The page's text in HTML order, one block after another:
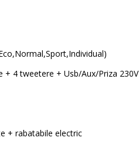
4 tweetere + Usb/Aux/Priza 230V
+ rabatabile electric